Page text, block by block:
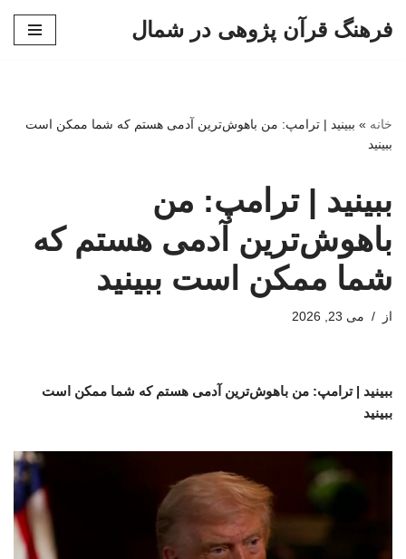
فرهنگ قرآن پژوهی در شمال
خانه » ببینید | ترامپ: من باهوش‌ترین آدمی هستم که شما ممکن است
ببینید
ببینید | ترامپ: من
باهوش‌ترین آدمی هستم که
شما ممکن است ببینید
از می 23, 2026
ببینید | ترامپ: من باهوش‌ترین آدمی هستم که شما ممکن است
ببینید